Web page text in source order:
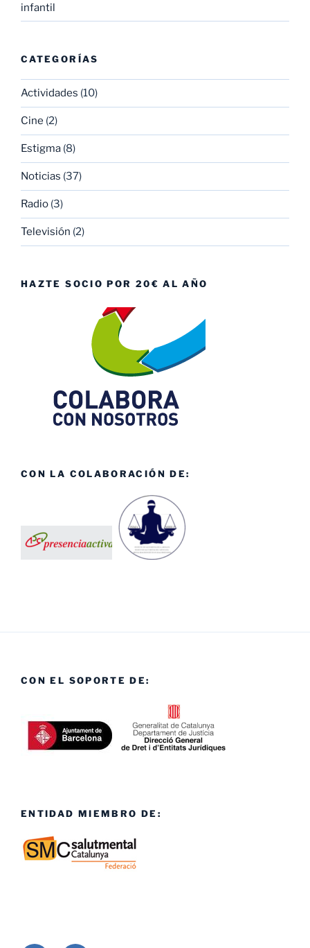
infantil
CATEGORÍAS
Actividades (10)
Cine (2)
Estigma (8)
Noticias (37)
Radio (3)
Televisión (2)
HAZTE SOCIO POR 20€ AL AÑO
CON LA COLABORACIÓN DE:
CON EL SOPORTE DE:
ENTIDAD MIEMBRO DE: